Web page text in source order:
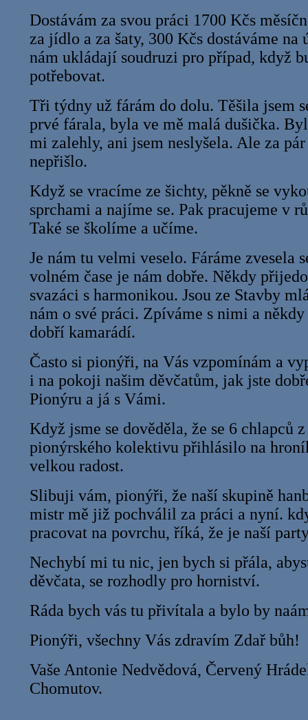
Dostávám za svou práci 1700 Kčs
za jídlo a za šaty, 300 Kčs dostáváme na
nám ukládají soudruzi pro případ, když
potřebovat.
Tři týdny už fárám do dolu. Těšila jsem
prvé fárala, byla ve mě malá dušička.
mi zalehly, ani jsem neslyšela. Ale za
nepřišlo.
Když se vracíme ze šichty, pěkně se
sprchami a najíme se. Pak pracujeme v
Také se školíme a učíme.
Je nám tu velmi veselo. Fáráme zvesela
volném čase je nám dobře. Někdy
svazáci s harmonikou. Jsou ze Stavby
nám o své práci. Zpíváme s nimi a
dobří kamarádí.
Často si pionýři, na Vás vzpomínám a
i na pokoji našim děvčatům, jak jste
Pionýru a já s Vámi.
Když jsme se dověděla, že se 6 chlapců z
pionýrského kolektivu přihlásilo na
velkou radost.
Slibuji vám, pionýři, že naší skupině
mistr mě již pochválil za práci a nyní.
pracovat na povrchu, říká, že je naší
Nechybí mi tu nic, jen bych si přála,
děvčata, se rozhodly pro horniství.
Ráda bych vás tu přivítala a bylo by
Pionýři, všechny Vás zdravím Zdař bůh!
Vaše Antonie Nedvědová, Červený
Chomutov.